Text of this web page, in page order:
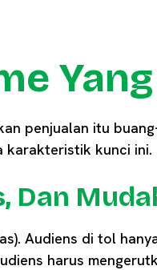
penjualan itu
karakteristik kunci ini.
Dan
Audiens di tol
harus